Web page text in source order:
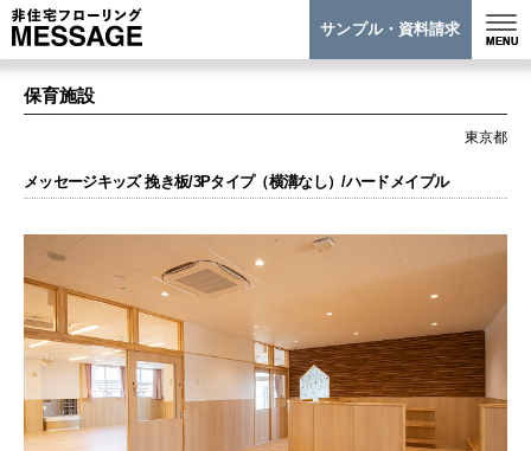
サンプル・資料請求
保育施設
東京都
メッセージキッズ 挽き板/3Pタイプ（横溝なし）/ハードメイプル